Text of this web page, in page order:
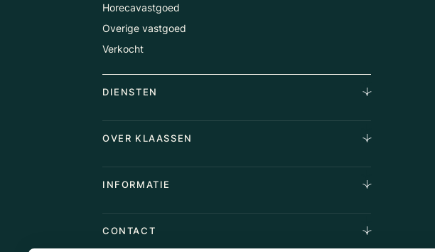
Horecavastgoed
Overige vastgoed
Verkocht
DIENSTEN
Aankoopopdracht
Stille verkoop
Taxaties
Advies
OVER KLAASSEN
Waarom Klaassen
Vacatures
INFORMATIE
CONTACT